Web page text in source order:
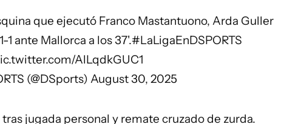
que ejecutó Franco Mastantuono, Arda Guller
1 ante Mallorca a los 37'.#LaLigaEnDSPORTS
AlLqdkGUC1
(@DSports)August 30, 2025
jugada personal y remate cruzado de zurda.